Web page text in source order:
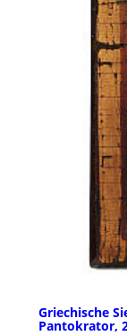
Griechische
Pantokrator,